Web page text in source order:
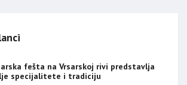
fešta na Vrsarskoj rivi predstavlja
specijalitete i tradiciju